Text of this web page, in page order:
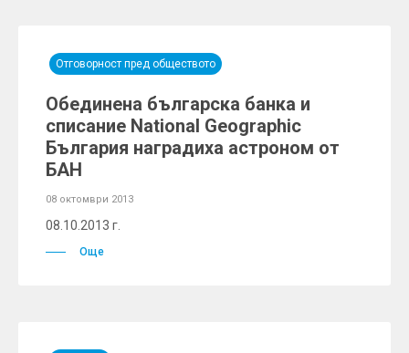
Отговорност пред обществото
Обединена българска банка и
списание National Geographic
България наградиха астроном от
БАН
08 октомври 2013
08.10.2013 г.
Още